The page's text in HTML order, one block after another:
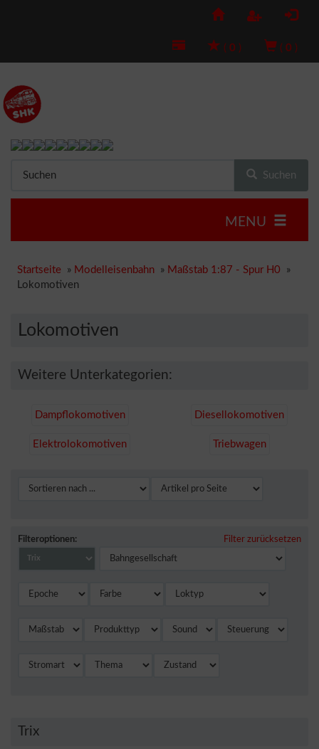
( 0 ) ( 0 )
Suchen
MENU
Startseite » Modelleisenbahn » Maßstab 1:87 - Spur H0 »
Lokomotiven
Lokomotiven
Weitere Unterkategorien:
Dampflokomotiven Diesellokomotiven
Elektrolokomotiven Triebwagen
Filteroptionen: Filter zurücksetzen
Trix